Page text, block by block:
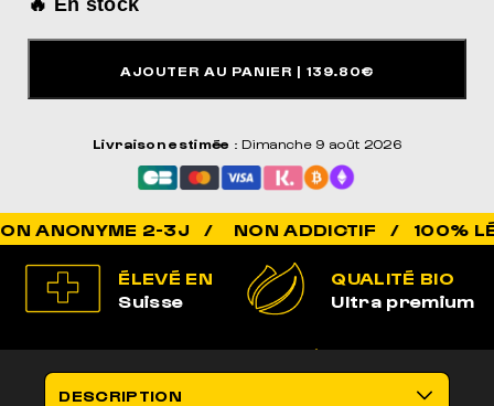
AJOUTER AU PANIER | 139.80€
Livraison estimée : Dimanche 9 août 2026
NON ADDICTIF / 100% LÉGAL /
ÉLEVÉ EN
Suisse
QUALITÉ BIO
Ultra premium
Non addictif
anonyme 2-3j
DESCRIPTION